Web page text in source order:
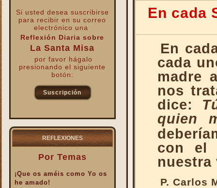
Si usted desea suscribirse
para recibiren su correo
electrónico una
Reflexión Diaria sobre
La Santa Misa
por favor hágalo
presionando el siguiente
botón:
Suscripción
REFLEXIONES
Por Temas
¡Que os améis como Yo os
he amado!
En cada
En
cada
madre
nos
dice:
quien
con el
nuestra
P. Carlos